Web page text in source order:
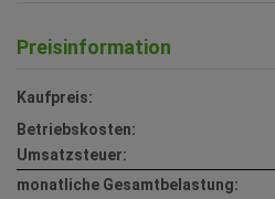
Preisinformation
Kaufpreis:
Betriebskosten:
Umsatzsteuer:
monatliche Gesamtbelastung: